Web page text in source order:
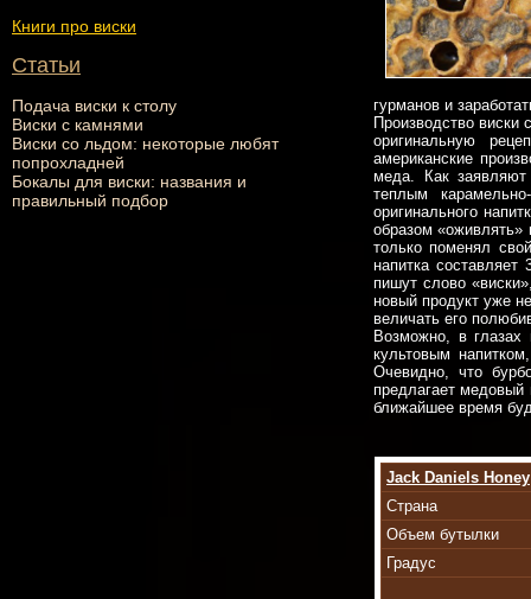
Книги про виски
Статьи
Подача виски к столу
Виски с камнями
Виски со льдом: некоторые любят
попрохладней
Бокалы для виски: названия и
правильный подбор
гурманов и
Производство виски
оригинальную
американские
меда. Как заявляют
теплым
оригинального
образом «оживлять»
только поменял
напитка
пишут слово
новый продукт уже
величать его
Возможно, в глазах
культовым
Очевидно, что
предлагает медовый
ближайшее время
Jack Daniels Honey
Страна
Объем бутылки
Градус